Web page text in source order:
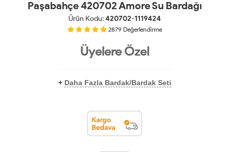
Paşabahçe 420702 Amore Su Bardağı
Ürün Kodu:420702-1119424
2879 Değerlendirme
Üyelere Özel
+ Daha Fazla Bardak/Bardak Seti